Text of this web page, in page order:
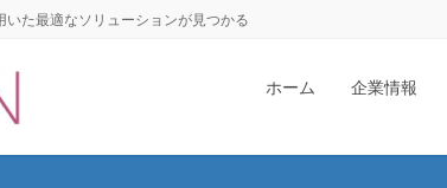
いた最適なソリューションが見つかる
ホーム 企業情報